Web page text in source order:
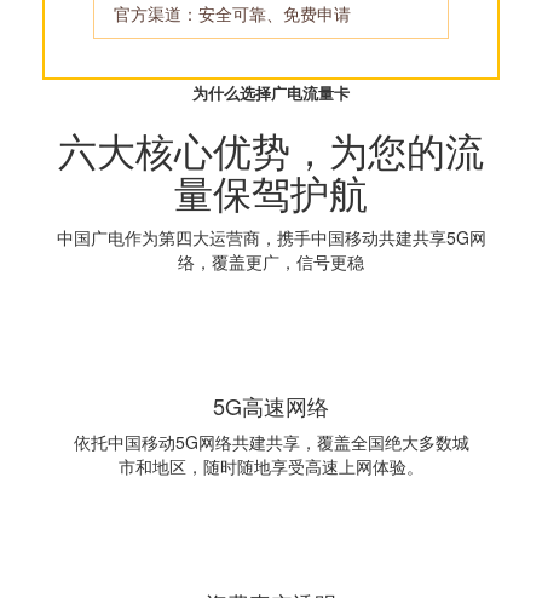
官方渠道：安全可靠、免费申请
为什么选择广电流量卡
六大核心优势，为您的流
量保驾护航
中国广电作为第四大运营商，携手中国移动共建共享5G网
络，覆盖更广，信号更稳
5G高速网络
依托中国移动5G网络共建共享，覆盖全国绝大多数城
市和地区，随时随地享受高速上网体验。